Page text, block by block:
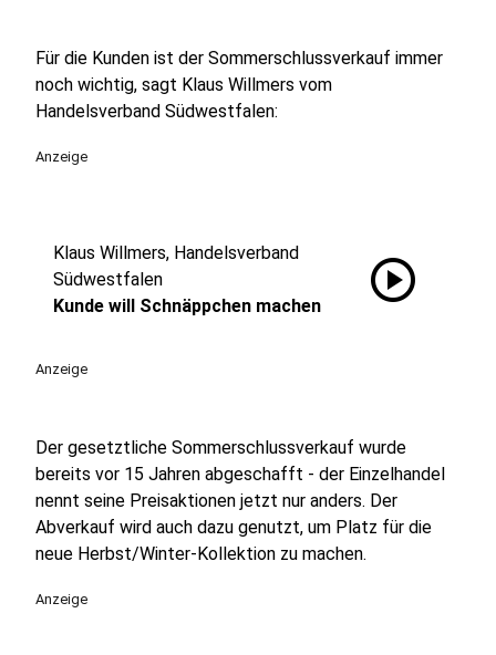
Für die Kunden ist der Sommerschlussverkauf immer
noch wichtig, sagt Klaus Willmers vom
Handelsverband Südwestfalen:
Anzeige
Klaus Willmers, Handelsverband
Südwestfalen
Kunde will Schnäppchen machen
play_circle
Anzeige
Der gesetztliche Sommerschlussverkauf wurde
bereits vor 15 Jahren abgeschafft - der Einzelhandel
nennt seine Preisaktionen jetzt nur anders. Der
Abverkauf wird auch dazu genutzt, um Platz für die
neue Herbst/Winter-Kollektion zu machen.
Anzeige